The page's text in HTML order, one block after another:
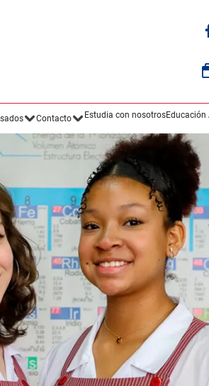
Contacto Estudia con nosotrosEducación